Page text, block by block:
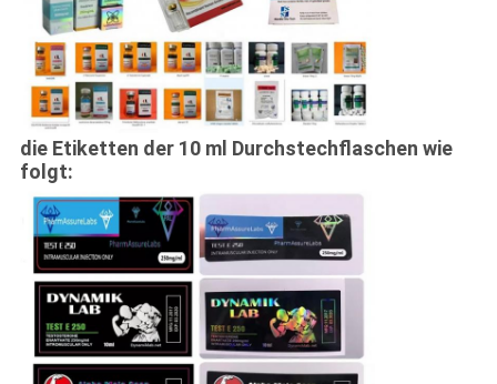
die Etiketten der 10 ml Durchstechflaschen wie
folgt: